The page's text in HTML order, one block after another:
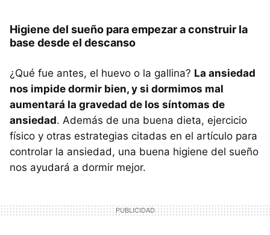
Higiene del sueño para empezar a construir la
base desde el descanso
¿Qué fue antes, el huevo o la gallina? La ansiedad
nos impide dormir bien, y si dormimos mal
aumentará la gravedad de los síntomas de
ansiedad. Además de una buena dieta, ejercicio
físico y otras estrategias citadas en el artículo para
controlar la ansiedad, una buena higiene del sueño
nos ayudará a dormir mejor.